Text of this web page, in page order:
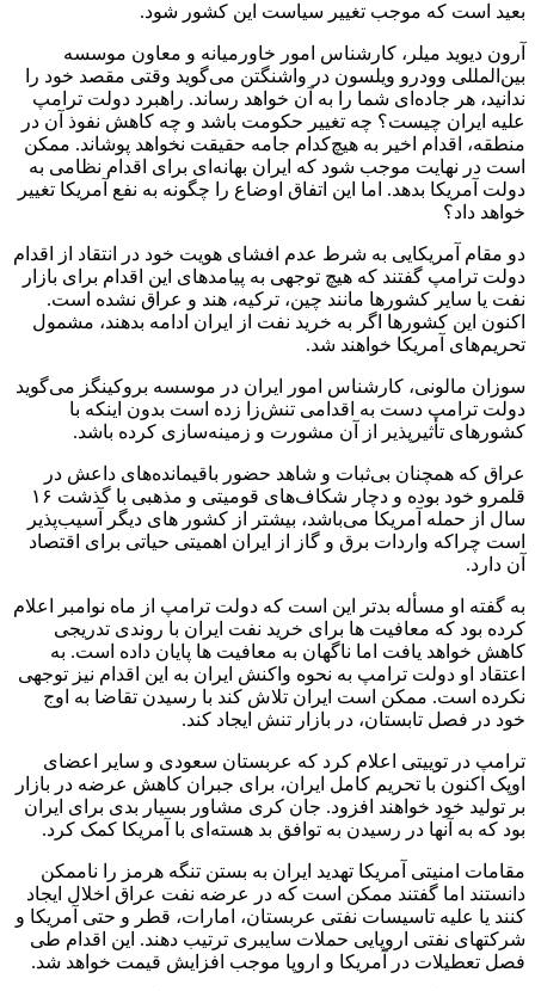
بعید است که موجب تغییر سیاست این کشور شود.
آرون دیوید میلر، کارشناس امور خاورمیانه و معاون موسسه
بین‌المللی وودرو ویلسون در واشنگتن می‌گوید وقتی مقصد خود را
ندانید، هر جاده‌ای شما را به آن خواهد رساند. راهبرد دولت ترامپ
علیه ایران چیست؟ چه تغییر حکومت باشد و چه کاهش نفوذ آن در
منطقه، اقدام اخیر به هیچ‌کدام جامه حقیقت نخواهد پوشاند. ممکن
است در نهایت موجب شود که ایران بهانه‌ای برای اقدام نظامی به
دولت آمریکا بدهد. اما این اتفاق اوضاع را چگونه به نفع آمریکا تغییر
خواهد داد؟
دو مقام آمریکایی به شرط عدم افشای هویت خود در انتقاد از اقدام
دولت ترامپ گفتند که هیچ توجهی به پیامدهای این اقدام برای بازار
نفت یا سایر کشورها مانند چین، ترکیه، هند و عراق نشده است.
اکنون این کشورها اگر به خرید نفت از ایران ادامه بدهند، مشمول
تحریم‌های آمریکا خواهند شد.
سوزان مالونی، کارشناس امور ایران در موسسه بروکینگز می‌گوید
دولت ترامپ دست به اقدامی تنش‌زا زده است بدون اینکه با
کشورهای تأثیرپذیر از آن مشورت و زمینه‌سازی کرده باشد.
عراق که همچنان بی‌ثبات و شاهد حضور باقیمانده‌های داعش در
قلمرو خود بوده و دچار شکاف‌های قومیتی و مذهبی با گذشت ۱۶
سال از حمله آمریکا می‌باشد، بیشتر از کشور های دیگر آسیب‌پذیر
است چراکه واردات برق و گاز از ایران اهمیتی حیاتی برای اقتصاد
آن دارد.
به گفته او مسأله بدتر این است که دولت ترامپ از ماه نوامبر اعلام
کرده بود که معافیت ها برای خرید نفت ایران با روندی تدریجی
کاهش خواهد یافت اما ناگهان به معافیت ها پایان داده است. به
اعتقاد او دولت ترامپ به نحوه واکنش ایران به این اقدام نیز توجهی
نکرده است. ممکن است ایران تلاش کند با رسیدن تقاضا به اوج
خود در فصل تابستان، در بازار تنش ایجاد کند.
ترامپ در توییتی اعلام کرد که عربستان سعودی و سایر اعضای
اوپک اکنون با تحریم کامل ایران، برای جبران کاهش عرضه در بازار
بر تولید خود خواهند افزود. جان کری مشاور بسیار بدی برای ایران
بود که به آنها در رسیدن به توافق بد هسته‌ای با آمریکا کمک کرد.
مقامات امنیتی آمریکا تهدید ایران به بستن تنگه هرمز را ناممکن
دانستند اما گفتند ممکن است که در عرضه نفت عراق اخلال ایجاد
کنند یا علیه تاسیسات نفتی عربستان، امارات، قطر و حتی آمریکا و
شرکتهای نفتی اروپایی حملات سایبری ترتیب دهند. این اقدام طی
فصل تعطیلات در آمریکا و اروپا موجب افزایش قیمت خواهد شد.